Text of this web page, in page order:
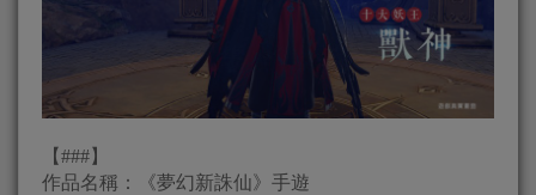
【###】
作品名稱：《夢幻新誅仙》手遊